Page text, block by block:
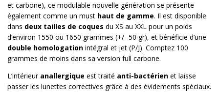
et carbone), ce modulable nouvelle génération se présente
également comme un must haut de gamme. Il est disponible
dans deux tailles de coques du XS au XXL pour un poids
d’environ 1550 ou 1650 grammes (+/- 50 gr), et bénéficie d’une
double homologation intégral et jet (P/J). Comptez 100
grammes de moins dans sa version full carbone.
L’intérieur anallergique est traité anti-bactérien et laisse
passer les lunettes correctives grâce à des évidements spéciaux.